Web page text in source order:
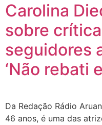
Carolina
sobre
seguidores
‘Não rebati
Da Redação Rádio
46 anos, é uma das